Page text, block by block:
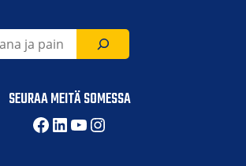
SEURAA MEITÄ SOMESSA
Facebook
LinkedIn
YouTube
Instagram